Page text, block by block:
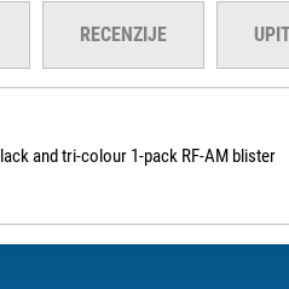
RECENZIJE
and tri-colour 1-pack RF-AM blister